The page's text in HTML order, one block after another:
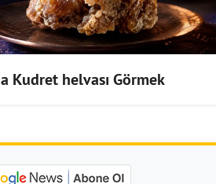
Kudret helvası Görmek